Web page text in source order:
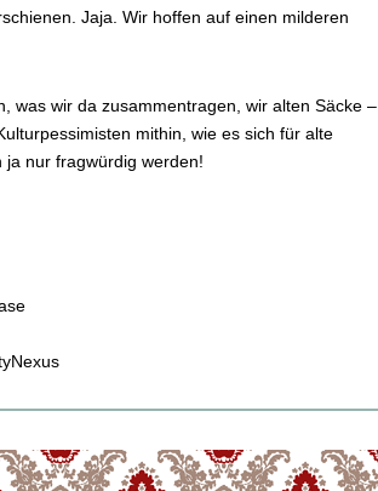
Jaja. Wir hoffen auf einen milderen
was wir da zusammentragen, wir alten Säcke –
mithin, wie es sich für alte
nur fragwürdig werden!